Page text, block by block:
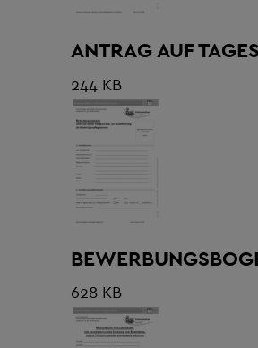
ANTRAG AUF
244 KB
628 KB